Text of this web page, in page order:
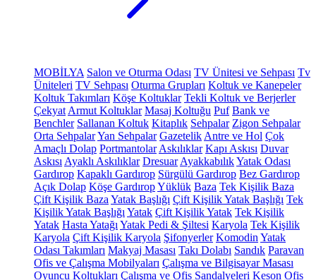
MOBİLYA Salon ve Oturma Odası TV Ünitesi ve Sehpası Tv
Üniteleri TV Sehpası Oturma Grupları Koltuk ve Kanepeler
Koltuk Takımları Köşe Koltuklar Tekli Koltuk ve Berjerler
Çekyat Armut Koltuklar Masaj Koltuğu Puf Bank ve
Benchler Sallanan Koltuk Kitaplık Sehpalar Zigon Sehpalar
Orta SehpalarYan Sehpalar Gazetelik Antre ve Hol Çok
Amaçlı Dolap Portmantolar Askılıklar Kapı Askısı Duvar
Askısı Ayaklı Askılıklar Dresuar AyakkabılıkYatak Odası
Gardırop Kapaklı Gardırop Sürgülü Gardırop Bez Gardırop
Açık Dolap Köşe GardıropYüklük Baza Tek Kişilik Baza
Çift Kişilik Baza Yatak Başlığı Çift Kişilik Yatak Başlığı Tek
Kişilik Yatak Başlığı Yatak Çift Kişilik Yatak Tek Kişilik
Yatak Hasta Yatağı Yatak Pedi & Şiltesi Karyola Tek Kişilik
Karyola Çift Kişilik Karyola Şifonyerler Komodin Yatak
Odası Takımları Makyaj Masası Takı Dolabı Sandık Paravan
Ofis ve Çalışma Mobilyaları Çalışma ve Bilgisayar Masası
Oyuncu Koltukları Çalışma ve Ofis Sandalyeleri Keson Ofis